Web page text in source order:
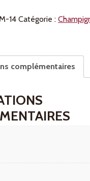
14 Catégorie :
complémentaires